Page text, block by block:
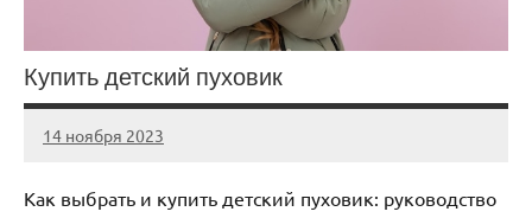
Купить детский пуховик
14 ноября 2023
Avtor
Нет
Как выбрать и купить детский пуховик: руководство